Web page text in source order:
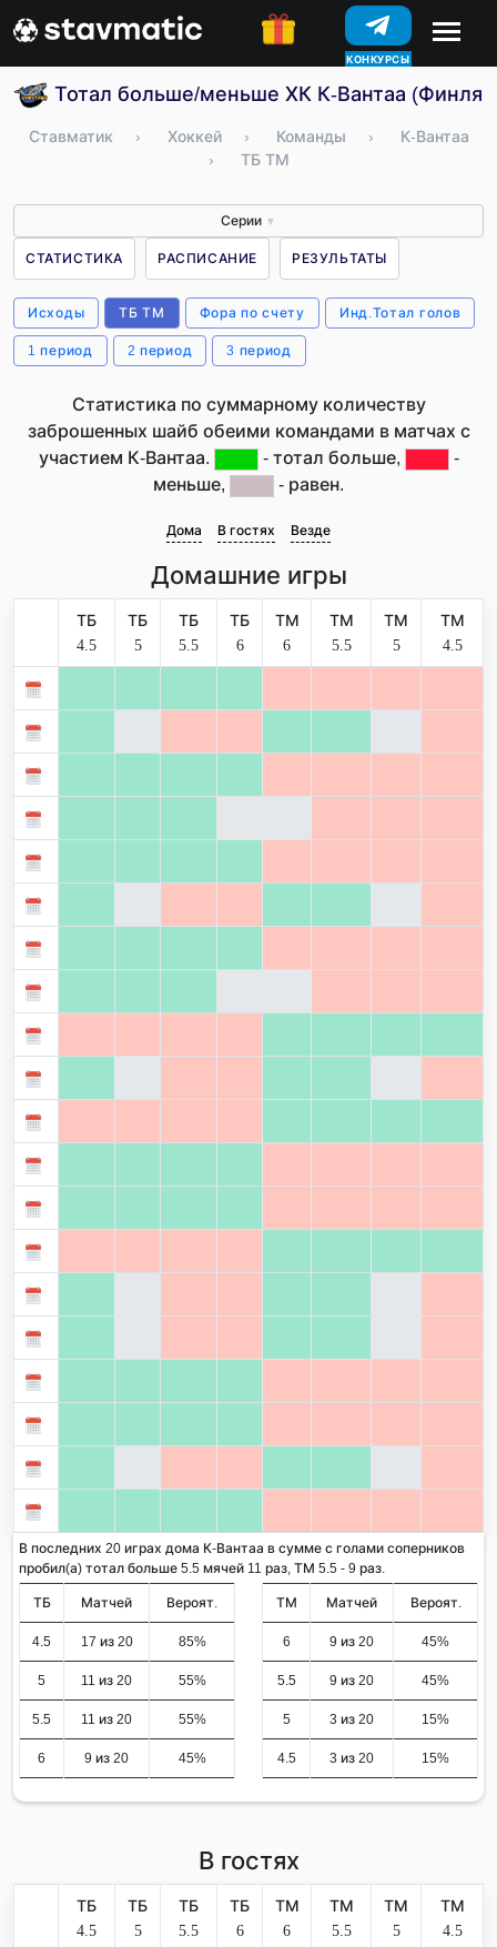
КОНКУРСЫ
Тотал больше/меньше ХК К-Вантаа
Ставматик › Хоккей › Команды ›
К-Вантаа
›
ТБ ТМ
Серии ▼
СТАТИСТИКА РАСПИСАНИЕ РЕЗУЛЬТАТЫ
Исходы ТБ ТМ Фора по счету Инд.Тотал голов
1 период 2 период 3 период
Статистика по суммарному количеству
заброшенных шайб обеими командами в матчах с
участием К-Вантаа.
- тотал больше,
-
меньше,
- равен.
Дома В гостях Везде
Домашние игры
ТБ
4.5
ТБ
5
ТБ
5.5
ТБ
6
ТМ
6
ТМ
5.5
ТМ
5
ТМ
4.5
В последних 20 играх дома К-Вантаа в сумме с голами соперников
пробил(а) тотал больше 5.5 мячей 11 раз, ТМ 5.5 - 9 раз.
ТБ Матчей Вероят.
4.5 17 из 20 85%
5 11 из 20 55%
5.5 11 из 20 55%
6 9 из 20 45%
ТМ Матчей Вероят.
6 9 из 20 45%
5.5 9 из 20 45%
5 3 из 20 15%
4.5 3 из 20 15%
В гостях
ТБ
4.5
ТБ
5
ТБ
5.5
ТБ
6
ТМ
6
ТМ
5.5
ТМ
5
ТМ
4.5